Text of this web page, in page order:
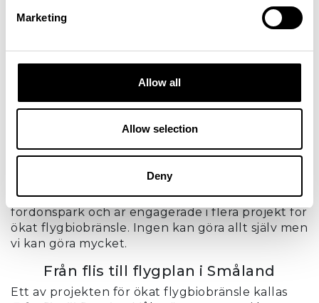
Marketing
Allow all
Allow selection
Deny
tillsammans säkerställa att vi med gott samvete
kan flyga både idag och imorgon?
Europas grönaste flyglats – går det?
Vi på Växjö Småland Airport jobbar hela tiden för
att nå vår vision om att bli Europas grönaste
flygplats. Vi vet att vi arbetar mitt bland
flygplanen, som idag representerar en stor del
med och driver den.
Först har det varit viktigt för oss att göra rent i
eget hus. Vi kan stoltsera med en 100% fossilfri
fordonspark och är engagerade i flera projekt för
ökat flygbiobränsle. Ingen kan göra allt själv men
vi kan göra mycket.
Från flis till flygplan i Småland
Ett av projekten för ökat flygbiobränsle kallas